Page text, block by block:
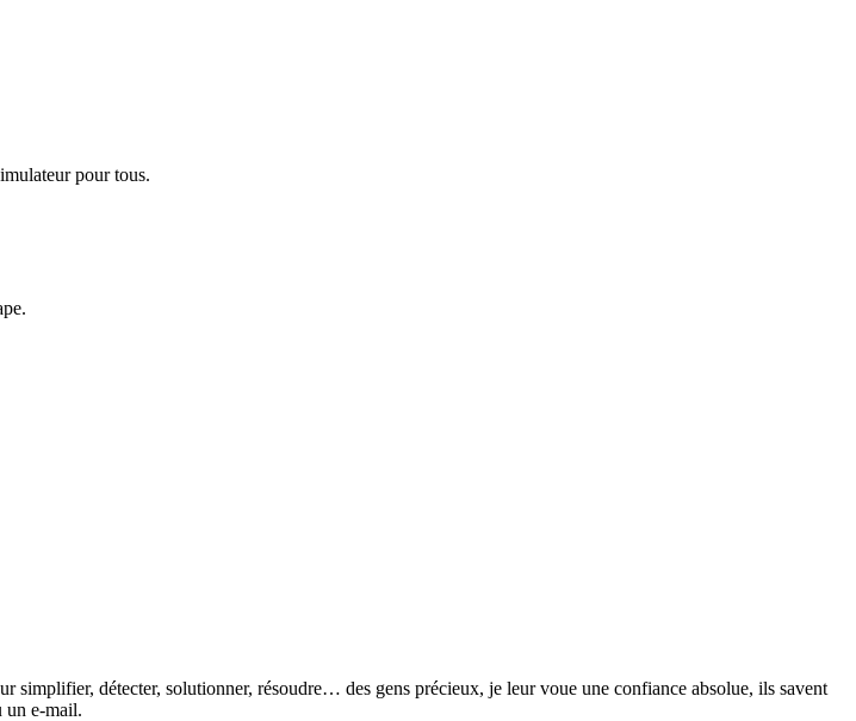
pour tous.
détecter, solutionner, résoudre… des gens précieux, je leur voue une confiance absolue, ils savent
un e-mail.